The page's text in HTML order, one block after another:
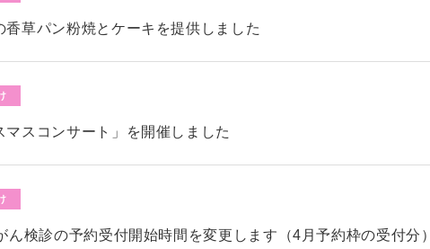
香草パン粉焼とケーキを提供しました
マスコンサート」を開催しました
ん検診の予約受付開始時間を変更します（4月予約枠の受付分）